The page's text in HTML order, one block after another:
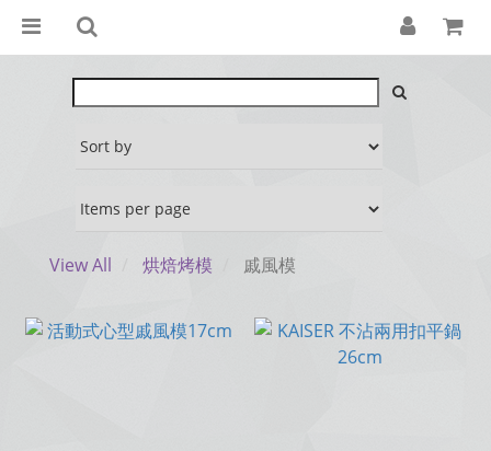
View All 烘焙烤模 戚風模